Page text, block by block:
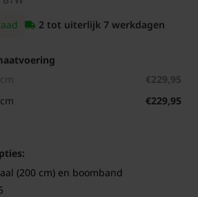
2 tot uiterlijk 7 werkdagen
€229,95
€229,95
(200 cm) en boomband